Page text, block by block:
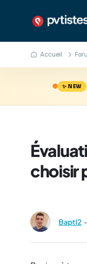
Accueil
✨ NEW
choisir
BaptI2 -